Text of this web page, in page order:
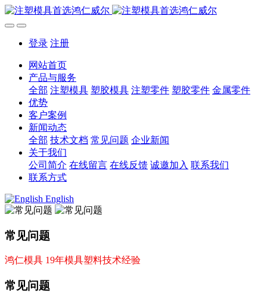
登录 注册
网站首页
产品与服务
全部 注塑模具 塑胶模具 注塑零件 塑胶零件 金属零件
优势
客户案例
新闻动态
全部 技术文档 常见问题 企业新闻
关于我们
公司简介 在线留言 在线反馈 诚邀加入 联系我们
联系方式
English
常见问题
鸿仁模具 19年模具塑料技术经验
常见问题